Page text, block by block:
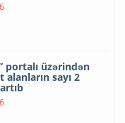
portalı üzərindən
sayı 2